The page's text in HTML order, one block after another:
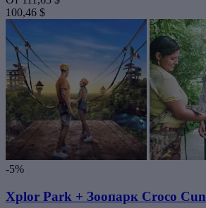
100,46 $
-5%
Xplor Park + Зоопарк Croco Cun